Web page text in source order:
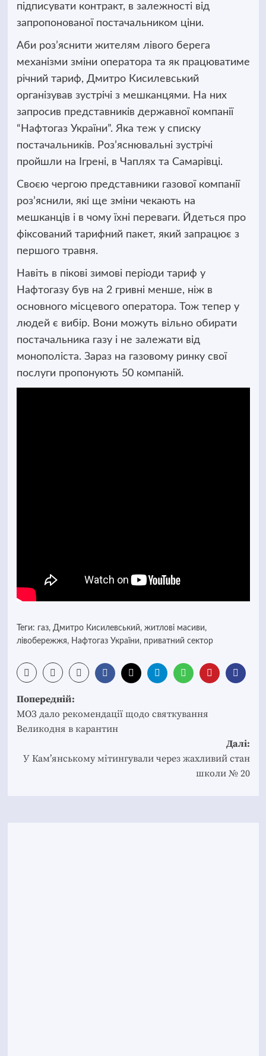
підписувати контракт, в залежності від
запропонованої постачальником ціни.
Аби роз’яснити жителям лівого берега
механізми зміни оператора та як працюватиме
річний тариф, Дмитро Кисилевський
організував зустрічі з мешканцями. На них
запросив представників державної компанії
“Нафтогаз України”. Яка теж у списку
постачальників. Роз’яснювальні зустрічі
пройшли на Ігрені, в Чаплях та Самарівці.
Своєю чергою представники газової компанії
роз’яснили, які ще зміни чекають на
мешканців і в чому їхні переваги. Йдеться про
фіксований тарифний пакет, який запрацює з
першого травня.
Навіть в пікові зимові періоди тариф у
Нафтогазу був на 2 гривні менше, ніж в
основного місцевого оператора. Тож тепер у
людей є вибір. Вони можуть вільно обирати
постачальника газу і не залежати від
монополіста. Зараз на газовому ринку свої
послуги пропонують 50 компаній.
Теги: газ, Дмитро Кисилевський, житлові масиви,
лівобережжя, Нафтогаз України, приватний сектор
Post
navigation
Попередній:
МОЗ дало рекомендації щодо святкування
Великодня в карантин
Далі:
У Кам’янському мітингували через жахливий стан
школи № 20